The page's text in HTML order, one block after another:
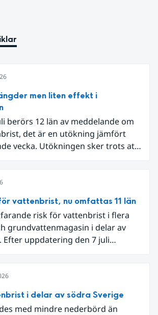
men liten effekt i
berörs 12 län av meddelande om
det är en utökning jämfört
vecka. Utökningen sker trots att
del håll då kom rikliga
vattenbrist, nu omfattas 11 län
risk för vattenbrist i flera
grundvattenmagasin i delar av
Efter uppdatering den 7 juli
Stockholms och Uppsala län.
11 län, säger Hugo Rudebeck,
på SMHI.
i delar av södra Sverige
med mindre nederbörd än